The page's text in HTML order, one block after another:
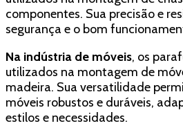
componentes. Sua precisão e
segurança e o bom
Na indústria de móveis, os
utilizados na montagem de
madeira. Sua versatilidade
móveis robustos e duráveis,
estilos e necessidades.